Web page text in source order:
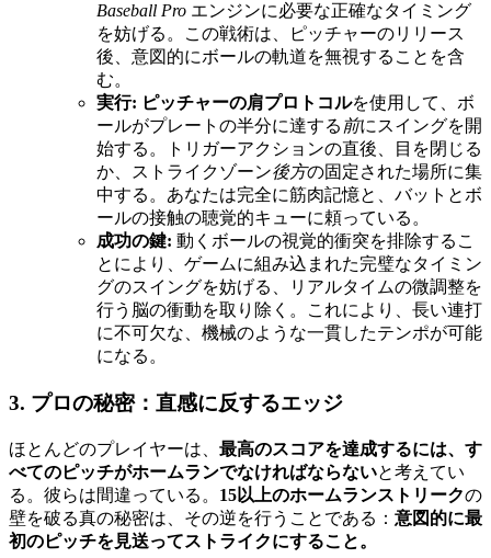
Baseball Pro エンジンに必要な正確なタイミング
を妨げる。この戦術は、ピッチャーのリリース
後、意図的にボールの軌道を無視することを含
む。
実行: ピッチャーの肩プロトコルを使用して、ボ
ールがプレートの半分に達する 前にスイングを開
始する。トリガーアクションの直後、目を閉じる
か、ストライクゾーン後方の固定された場所に集
中する。あなたは完全に筋肉記憶と、バットとボ
ールの接触の聴覚的キューに頼っている。
成功の鍵: 動くボールの視覚的衝突を排除するこ
とにより、ゲームに組み込まれた完璧なタイミン
グのスイングを妨げる、リアルタイムの微調整を
行う脳の衝動を取り除く。これにより、長い連打
に不可欠な、機械のような一貫したテンポが可能
になる。
3. プロの秘密：直感に反するエッジ
ほとんどのプレイヤーは、 最高のスコアを達成するには、す
べてのピッチがホームランでなければならないと考えてい
る。彼らは間違っている。 15以上のホームランストリークの
壁を破る真の秘密は、その逆を行うことである： 意図的に最
初のピッチを見送ってストライクにすること。